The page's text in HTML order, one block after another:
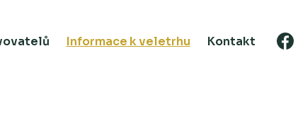
Informace k veletrhu Kontakt